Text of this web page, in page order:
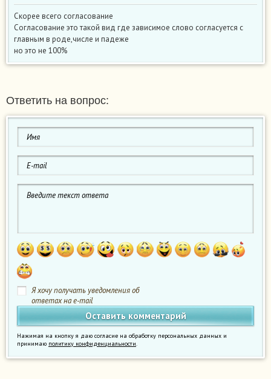
Скорее всего согласование
Согласование это такой вид где зависимое слово согласуется с
главным в роде,числе и падеже
но это не 100%
Ответить на вопрос:
Я хочу получать уведомления об
ответах на e-mail
Нажимая на кнопку я даю согласие на обработку персональных данных и
принимаю политику конфиденциальности.